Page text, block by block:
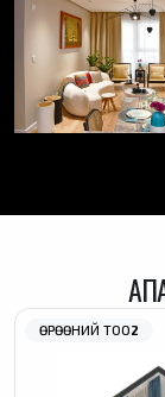
ӨРӨӨНИЙ ТОО2